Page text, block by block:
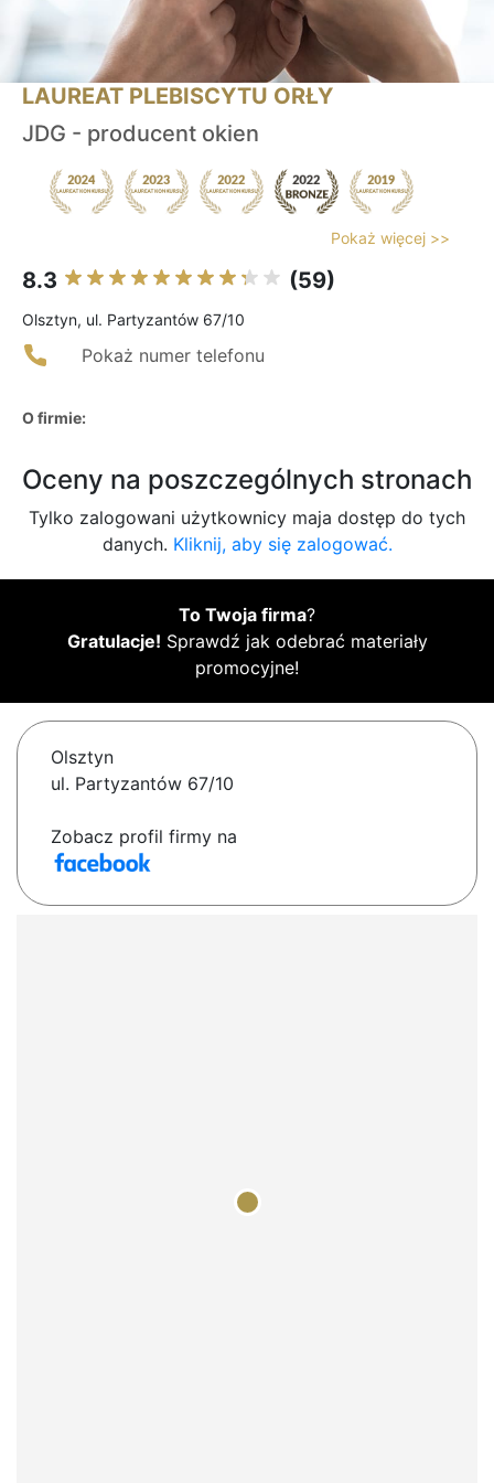
LAUREAT PLEBISCYTU ORŁY
JDG - producent okien
Pokaż więcej >>
8.3 (59)
Olsztyn, ul. Partyzantów 67/10
Pokaż numer telefonu
O firmie:
Oceny na poszczególnych stronach
Tylko zalogowani użytkownicy maja dostęp do tych
danych. Kliknij, aby się zalogować.
To Twoja firma?
Gratulacje! Sprawdź jak odebrać materiały
promocyjne!
Olsztyn
ul. Partyzantów 67/10
Zobacz profil firmy na